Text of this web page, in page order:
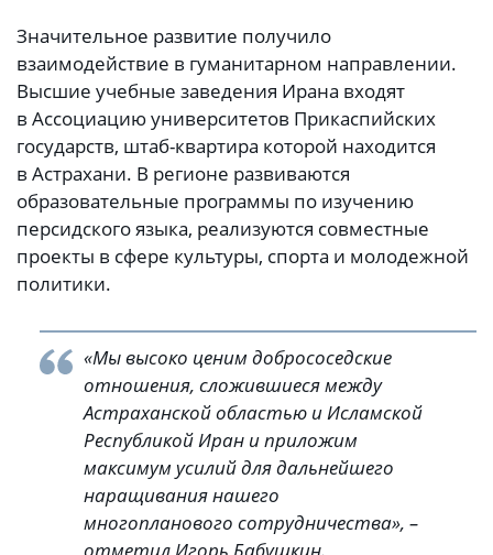
Значительное развитие получило
взаимодействие в гуманитарном направлении.
Высшие учебные заведения Ирана входят
в Ассоциацию университетов Прикаспийских
государств, штаб-квартира которой находится
в Астрахани. В регионе развиваются
образовательные программы по изучению
персидского языка, реализуются совместные
проекты в сфере культуры, спорта и молодежной
политики.
«Мы высоко ценим добрососедские
отношения, сложившиеся между
Астраханской областью и Исламской
Республикой Иран и приложим
максимум усилий для дальнейшего
наращивания нашего
многопланового сотрудничества», –